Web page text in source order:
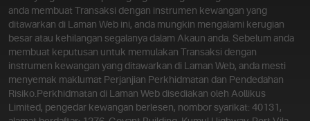
anda membuat Transaksi dengan instrumen kewangan yang
ditawarkan di Laman Web ini, anda mungkin mengalami kerugian
besar atau kehilangan segalanya dalam Akaun anda. Sebelum anda
membuat keputusan untuk memulakan Transaksi dengan
instrumen kewangan yang ditawarkan di Laman Web, anda mesti
menyemak maklumat Perjanjian Perkhidmatan dan Pendedahan
Risiko. Perkhidmatan di Laman Web disediakan oleh Aollikus
Limited, pengedar kewangan berlesen, nombor syarikat: 40131,